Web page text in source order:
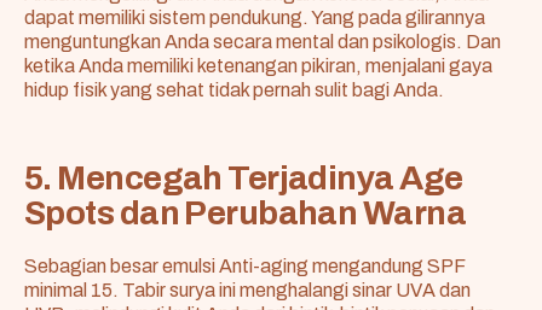
dapat memiliki sistem pendukung. Yang pada gilirannya
menguntungkan Anda secara mental dan psikologis. Dan
ketika Anda memiliki ketenangan pikiran, menjalani gaya
hidup fisik yang sehat tidak pernah sulit bagi Anda.
5. Mencegah Terjadinya Age
Spots dan Perubahan Warna
Sebagian besar emulsi Anti-aging mengandung SPF
minimal 15. Tabir surya ini menghalangi sinar UVA dan